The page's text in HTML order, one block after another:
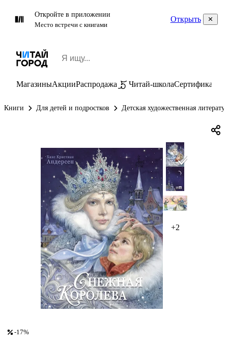
Откройте в приложении
Место встречи с книгами
Открыть
МагазиныАкцииРаспродажа Читай-школаСертификаты
Книги Для детей и подростков Детская художественная
+2
-17%